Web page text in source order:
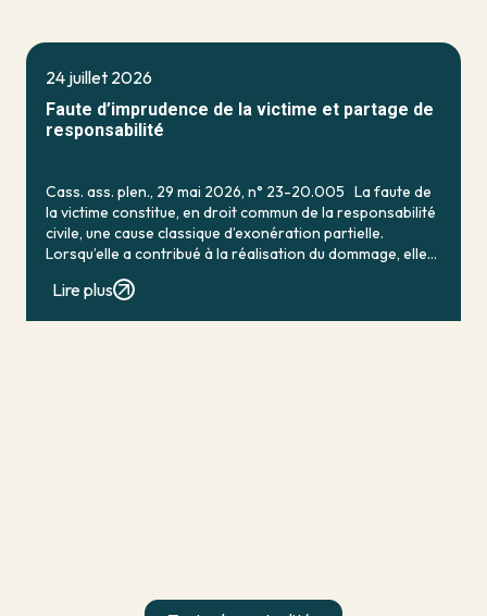
24 juillet 2026
Faute d’imprudence de la victime et partage de
responsabilité
Cass. ass. plen., 29 mai 2026, n° 23-20.005 La faute de
la victime constitue, en droit commun de la responsabilité
civile, une cause classique d’exonération partielle.
Lorsqu’elle a contribué à la réalisation du dommage, elle
conduit en principe à […]
Lire plus